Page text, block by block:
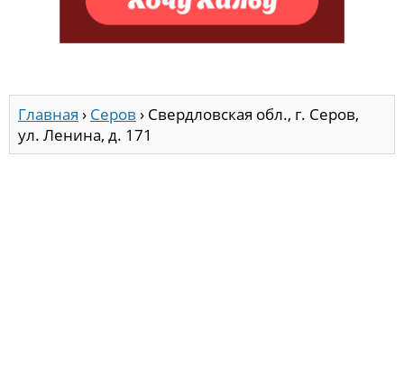
Главная › Серов › Свердловская обл., г. Серов,
ул. Ленина, д. 171